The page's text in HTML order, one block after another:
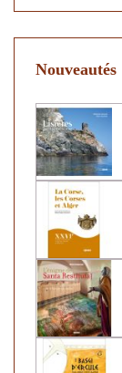
Nouveautés